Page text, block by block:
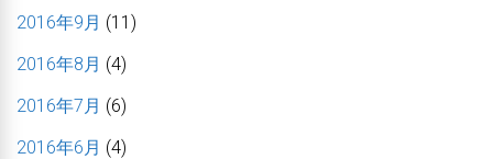
2016年9月 (11)
2016年8月 (4)
2016年7月 (6)
2016年6月 (4)